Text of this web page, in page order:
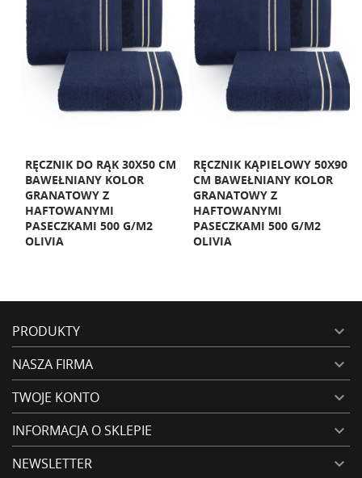
RĘCZNIK DO RĄK 30X50 CM
BAWEŁNIANY KOLOR
GRANATOWY Z
HAFTOWANYMI
PASECZKAMI 500 G/M2
OLIVIA
RĘCZNIK KĄPIELOWY 50X90
CM BAWEŁNIANY KOLOR
GRANATOWY Z
HAFTOWANYMI
PASECZKAMI 500 G/M2
OLIVIA
PRODUKTY 
NASZA FIRMA 
TWOJE KONTO 
INFORMACJA O SKLEPIE 
NEWSLETTER 